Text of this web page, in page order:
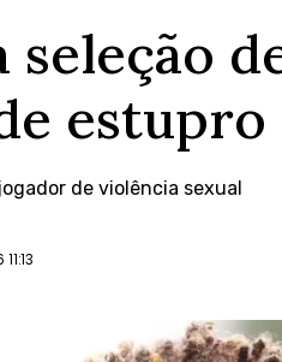
seleção
estupro
de violência sexual